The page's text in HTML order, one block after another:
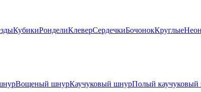
КубикиРонделиКлеверСердечкиБочонокКруглые
Вощеный шнурКаучуковый шнурПолый